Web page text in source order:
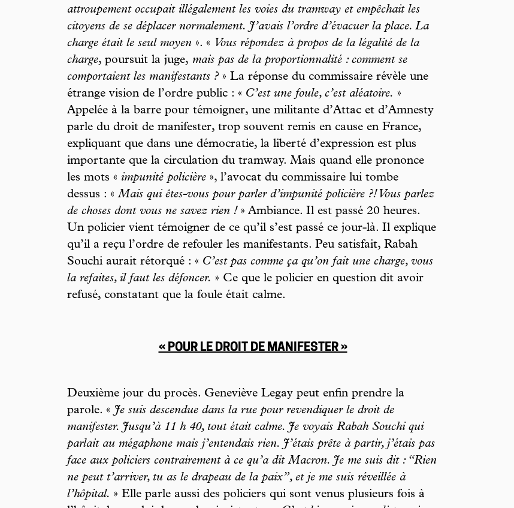
attroupement occupait illégalement les voies du tramway et empêchait les
citoyens de se déplacer normalement. J’avais l’ordre d’évacuer la place. La
charge était le seul moyen ». « Vous répondez à propos de la légalité de la
charge, poursuit la juge, mais pas de la proportionnalité : comment se
comportaient les manifestants ? » La réponse du commissaire révèle une
étrange vision de l’ordre public : « C’est une foule, c’est aléatoire. »
Appelée à la barre pour témoigner, une militante d’Attac et d’Amnesty
parle du droit de manifester, trop souvent remis en cause en France,
expliquant que dans une démocratie, la liberté d’expression est plus
importante que la circulation du tramway. Mais quand elle prononce
les mots « impunité policière », l’avocat du commissaire lui tombe
dessus : «Mais qui êtes-vous pour parler d’impunité policière ?! Vous parlez
de choses dont vous ne savez rien !» Ambiance. Il est passé 20 heures.
Un policier vient témoigner de ce qu’il s’est passé ce jour-là. Il explique
qu’il a reçu l’ordre de refouler les manifestants. Peu satisfait, Rabah
Souchi aurait rétorqué : « C’est pas comme ça qu’on fait une charge, vous
la refaites, il faut les défoncer. » Ce que le policier en question dit avoir
refusé, constatant que la foule était calme.
« POUR LE DROIT DE MANIFESTER »
Deuxième jour du procès. Geneviève Legay peut enfin prendre la
parole. « Je suis descendue dans la rue pour revendiquer le droit de
manifester. Jusqu’à 11 h 40, tout était calme. Je voyais Rabah Souchi qui
parlait au mégaphone mais j’entendais rien. J’étais prête à partir, j’étais pas
face aux policiers contrairement à ce qu’a dit Macron. Je me suis dit : “Rien
ne peut t’arriver, tu as le drapeau de la paix”, et je me suis réveillée à
l’hôpital. » Elle parle aussi des policiers qui sont venus plusieurs fois à